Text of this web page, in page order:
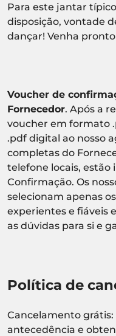
Para este jantar
disposição, vontade
dançar! Venha
Voucher de
Fornecedor. Após a
voucher em formato
.pdf digital ao nosso
completas do
telefone locais, estão
Confirmação. Os
selecionam apenas
experientes e fiáveis
as dúvidas para si e
Política de
Cancelamento grátis:
antecedência e